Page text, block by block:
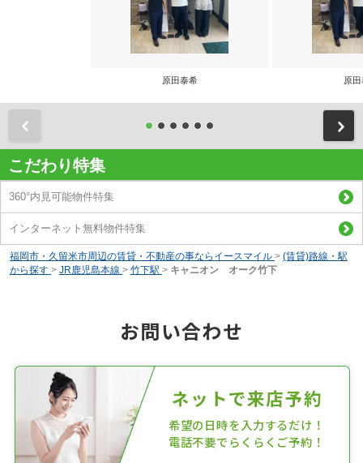
原田泰希 原
こだわり特集
360°内見可能物件特集
インターネット無料物件特集
福岡市・久留米市周辺の賃貸・不動産の事ならイースマイル > (賃貸)路線・駅
から探す > JR鹿児島本線 > 竹下駅 > キャニオン オーク竹下
お問い合わせ
ネットで来店予約
希望の日時を入力するだけ！
電話不要でらくらくご予約！